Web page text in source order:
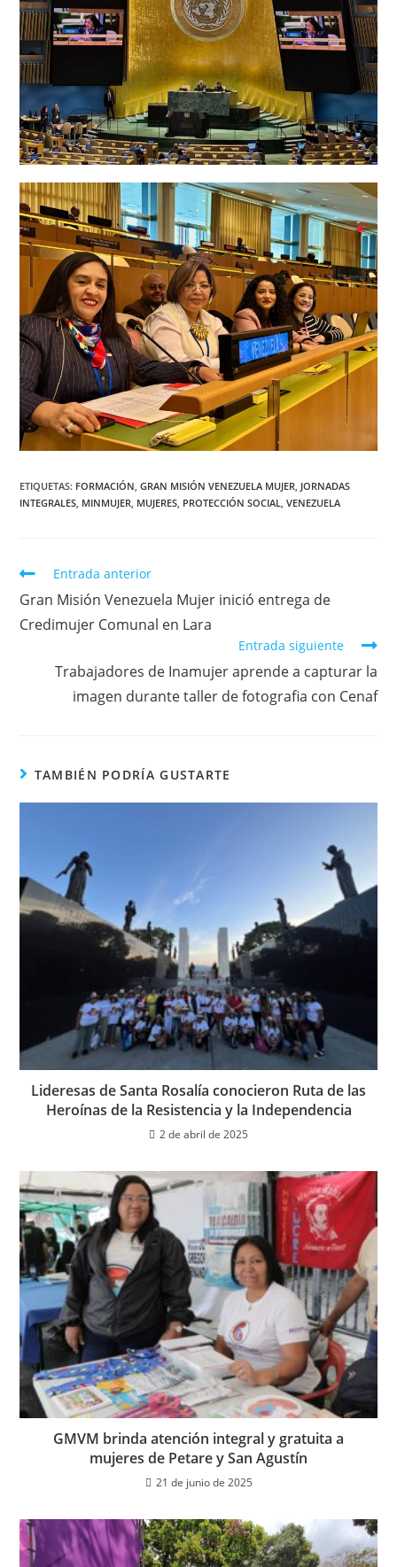
ETIQUETAS: FORMACIÓN GRAN MISIÓN VENEZUELA MUJER JORNADAS
INTEGRALES MINMUJER MUJERES PROTECCIÓN SOCIAL VENEZUELA
Entrada anterior
Gran Misión Venezuela Mujer inició entrega de
Credimujer Comunal en Lara
Entrada siguiente
Trabajadores de Inamujer aprende a capturar la
imagen durante taller de fotografia con Cenaf
TAMBIÉN PODRÍA GUSTARTE
Lideresas de Santa Rosalía conocieron Ruta de las
Heroínas de la Resistencia y la Independencia
2 de abril de 2025
GMVM brinda atención integral y gratuita a
mujeres de Petare y San Agustín
21 de junio de 2025